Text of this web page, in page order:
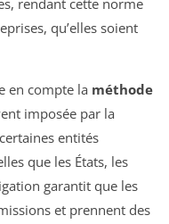
rendant cette norme
qu’elles soient
en compte la méthode
imposée par la
entités
que les États, les
garantit que les
et prennent des